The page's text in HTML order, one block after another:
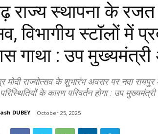
राज्य स्थापना के रजत
विभागीय स्टॉलों में
गाथा : उप
मोदी राज्योत्सव के शुभारंभ अवसर पर नवा
के कारण परिवर्तन होगा : उप
DUBEY October 25, 2025